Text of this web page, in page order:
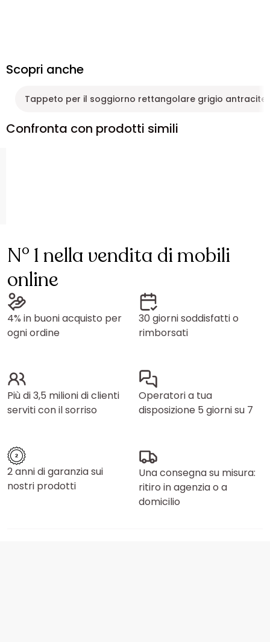
Scopri anche
Tappeto per il soggiorno rettangolare grigio antracite
Confronta con prodotti simili
N° 1 nella vendita di mobili
online
4% in buoni acquisto per
ogni ordine
30 giorni soddisfatti o
rimborsati
Più di 3,5 milioni di clienti
serviti con il sorriso
Operatori a tua
disposizione 5 giorni su 7
2 anni di garanzia sui
nostri prodotti
Una consegna su misura:
ritiro in agenzia o a
domicilio